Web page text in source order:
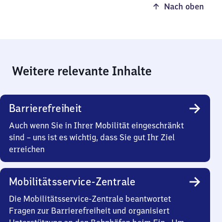
Nach oben
Weitere relevante Inhalte
Barrierefreiheit
Auch wenn Sie in Ihrer Mobilität eingeschränkt
sind – uns ist es wichtig, dass Sie gut Ihr Ziel
erreichen
Mobilitätsservice-Zentrale
Die Mobilitätsservice-Zentrale beantwortet
Fragen zur Barrierefreiheit und organisiert